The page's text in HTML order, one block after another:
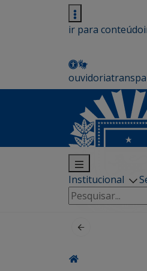
ir para conteúdo
ouvidoria
Institucional
Pesquisar
por: